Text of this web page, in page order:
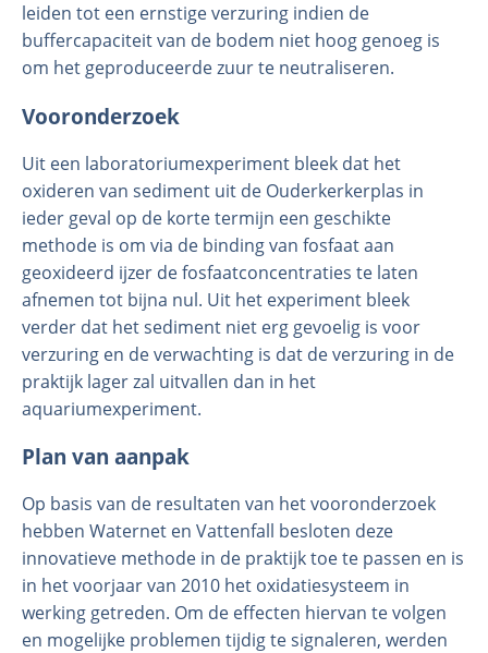
leiden tot een ernstige verzuring indien de
buffercapaciteit van de bodem niet hoog genoeg is
om het geproduceerde zuur te neutraliseren.
Vooronderzoek
Uit een laboratoriumexperiment bleek dat het
oxideren van sediment uit de Ouderkerkerplas in
ieder geval op de korte termijn een geschikte
methode is om via de binding van fosfaat aan
geoxideerd ijzer de fosfaatconcentraties te laten
afnemen tot bijna nul. Uit het experiment bleek
verder dat het sediment niet erg gevoelig is voor
verzuring en de verwachting is dat de verzuring in de
praktijk lager zal uitvallen dan in het
aquariumexperiment.
Plan van aanpak
Op basis van de resultaten van het vooronderzoek
hebben Waternet en Vattenfall besloten deze
innovatieve methode in de praktijk toe te passen en is
in het voorjaar van 2010 het oxidatiesysteem in
werking getreden. Om de effecten hiervan te volgen
en mogelijke problemen tijdig te signaleren, werden